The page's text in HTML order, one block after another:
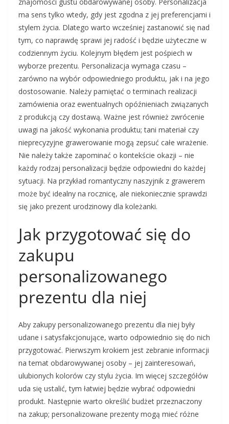
ma sens tylko wtedy, gdy jest zgodna z jej preferencjami i
stylem życia. Dlatego warto wcześniej zastanowić się nad
tym, co naprawdę sprawi jej radość i będzie użyteczne w
codziennym życiu. Kolejnym błędem jest pośpiech w
wyborze prezentu. Personalizacja wymaga czasu –
zarówno na wybór odpowiedniego produktu, jak i na jego
dostosowanie. Należy pamiętać o terminach realizacji
zamówienia oraz ewentualnych opóźnieniach związanych
z produkcją czy dostawą. Ważne jest również zwrócenie
uwagi na jakość wykonania produktu; tani materiał czy
nieprecyzyjne grawerowanie mogą zepsuć całe wrażenie.
Nie należy także zapominać o kontekście okazji – nie
każdy rodzaj personalizacji będzie odpowiedni do każdej
sytuacji. Na przykład romantyczny naszyjnik z grawerem
może być idealny na rocznicę, ale niekoniecznie sprawdzi
się jako prezent urodzinowy dla koleżanki.
Jak przygotować się do
zakupu
personalizowanego
prezentu dla niej
Aby zakupy personalizowanego prezentu dla niej były
udane i satysfakcjonujące, warto odpowiednio się do nich
przygotować. Pierwszym krokiem jest zebranie informacji
na temat obdarowywanej osoby – jej zainteresowań,
ulubionych kolorów czy stylu życia. Im więcej szczegółów
uda się ustalić, tym łatwiej będzie wybrać odpowiedni
produkt. Następnie warto określić budżet przeznaczony
na zakup; personalizowane prezenty mogą mieć różne